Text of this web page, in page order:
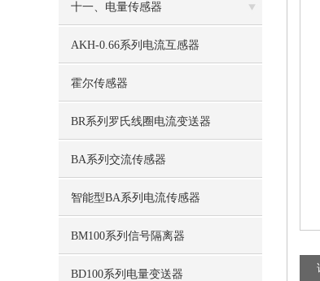
十一、电量传感器
AKH-0.66系列电流互感器
霍尔传感器
BR系列罗氏线圈电流变送器
BA系列交流传感器
智能型BA系列电流传感器
BM100系列信号隔离器
BD100系列电量变送器